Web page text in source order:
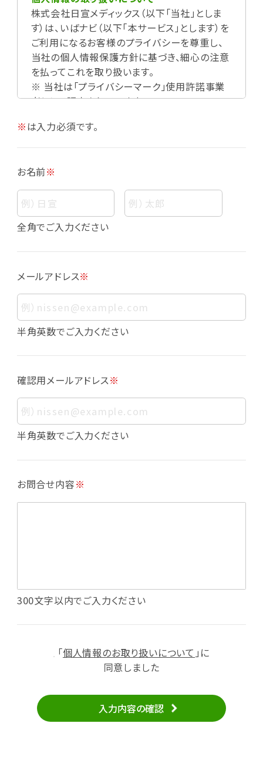
株式会社日宣メディックス（以下「当社」としま
す）は、いばナビ（以下「本サービス」とします）を
ご利用になるお客様のプライバシーを尊重し、
当社の個人情報保護方針に基づき、細心の注意
を払ってこれを取り扱います。
※ 当社は「プライバシーマーク」使用許諾事業
者として認定されています。
個人情報
個人情報とは、お客様個人に関する情報であっ
て、当該情報を構成する氏名、住所、電話番号、
す。また、その情報のみでは識別できない場合で
も、他の情報と容易に照合することで、結果的に
お客様個人を識別できるものも個人情報に含ま
れます。
個人情報の利用目的について
下の通りであり、これらの目的達成の範囲を超
えてお客様の個人情報を利用することはありま
せん。
・会員登録者の個人認証
・会員ポイントプログラムの運営
・メールマガジンの配信
・本サービスに関する規約等の変更の通知
・投稿したクチコミ情報、写真の本サービスへの
・メールマガジン、お知らせ、広告等の配信
（2）ユーザーからのお問い合わせへの対応
せの内容確認、返答
・当サービスの品質改善
※は入力必須です。
お名前※
全角でご入力ください
メールアドレス※
半角英数でご入力ください
確認用メールアドレス※
半角英数でご入力ください
お問合せ内容※
300文字以内でご入力ください
「個人情報のお取り扱いについて 」に
同意しました
入力内容の確認